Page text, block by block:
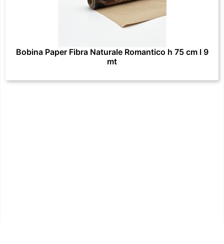
Bobina Paper Fibra Naturale Romantico h 75 cm l 9
mt